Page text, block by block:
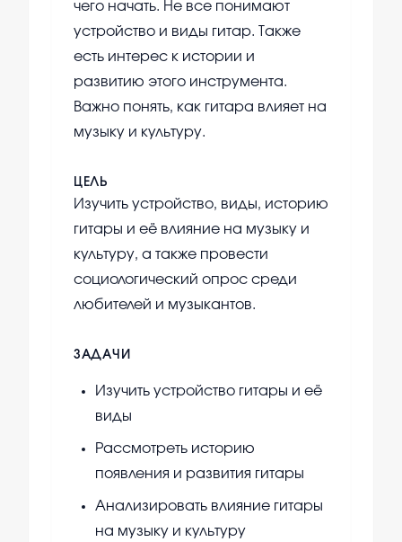
чего начать. Не все понимают
устройство и виды гитар. Также
есть интерес к истории и
развитию этого инструмента.
Важно понять, как гитара влияет на
музыку и культуру.
ЦЕЛЬ
Изучить устройство, виды, историю
гитары и её влияние на музыку и
культуру, а также провести
социологический опрос среди
любителей и музыкантов.
ЗАДАЧИ
Изучить устройство гитары и её
виды
Рассмотреть историю
появления и развития гитары
Анализировать влияние гитары
на музыку и культуру